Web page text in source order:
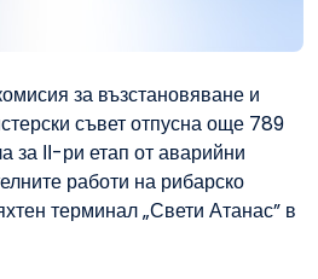
за възстановяване и
съвет отпусна още 789
ІІ-ри етап от аварийни
работи на рибарско
терминал „Свети Атанас” в